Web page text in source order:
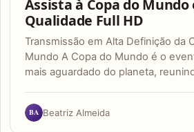
Assista à Copa do Mundo
Qualidade Full HD
Transmissão em Alta Definição da
Mundo A Copa do Mundo é o
mais aguardado do planeta,
BA Beatriz Almeida